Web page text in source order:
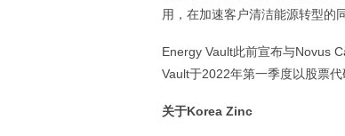
用，在加速客户清洁能源转型的
Energy Vault此前宣布与Novus
Vault于2022年第一季度以股票代
关于Korea Zinc